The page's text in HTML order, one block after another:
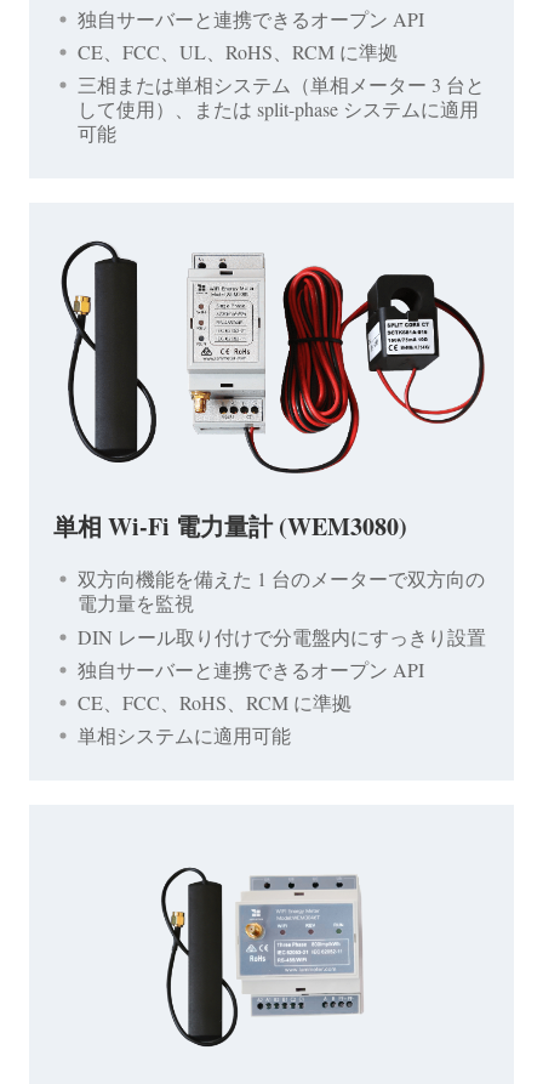
独自サーバーと連携できるオープン API
CE、FCC、UL、RoHS、RCM に準拠
三相または単相システム（単相メーター 3 台と
して使用）、または split-phase システムに適用
可能
単相 Wi-Fi 電力量計 (WEM3080)
双方向機能を備えた 1 台のメーターで双方向の
電力量を監視
DIN レール取り付けで分電盤内にすっきり設置
独自サーバーと連携できるオープン API
CE、FCC、RoHS、RCM に準拠
単相システムに適用可能